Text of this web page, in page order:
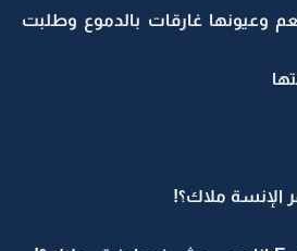
وعيونها غارقات بالدموع وطلبت